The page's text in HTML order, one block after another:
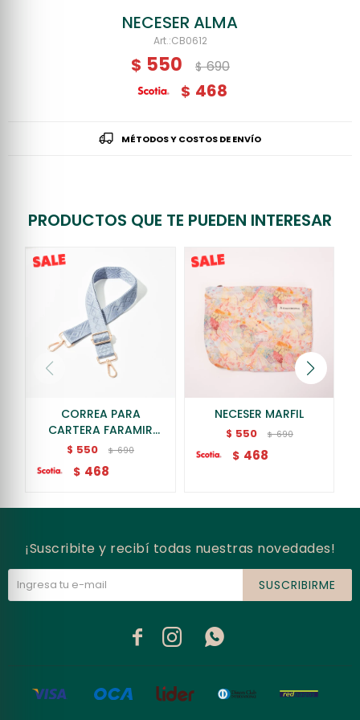
NECESER ALMA
CB0612
$ 550 $ 690
$ 468
MÉTODOS Y COSTOS DE ENVÍO
PRODUCTOS QUE TE PUEDEN INTERESAR
CORREA PARA
CARTERA FARAMIR
CELESTE
$ 550 $ 690
$ 468
NECESER MARFIL
$ 550 $ 690
$ 468
¡Suscribite y recibí todas nuestras novedades!
SUSCRIBIRME
  